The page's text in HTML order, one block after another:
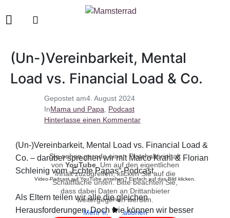
Gepostet am4. August 2024
InMama und Papa
Podcast
Hinterlasse einen Kommentar
(Un-)Vereinbarkeit, Mental
Load vs. Financial Load & Co.
(Un-)Vereinbarkeit, Mental Load vs. Financial Load &
Co. – darüber sprechen wir mit Marco Krahl & Florian
Schleinig vom „Echte Papas“-Podcast.
Sie sehen gerade einen Platzhalterinhalt
von YouTube. Um auf den eigentlichen
Inhalt zuzugreifen, klicken Sie auf die
Schaltfläche unten. Bitte beachten Sie,
dass dabei Daten an Drittanbieter
weitergegeben werden.
Mehr Informationen
Video-Podcast auf YouTube ansehen? Einfach auf das Bild klicken.
Als Eltern teilen wir alle die gleichen
Herausforderungen. Doch wie können wir besser